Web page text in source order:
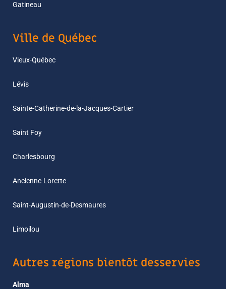
Gatineau
Ville de Québec
Vieux-Québec
Lévis
Sainte-Catherine-de-la-Jacques-Cartier
Saint Foy
Charlesbourg
Ancienne-Lorette
Saint-Augustin-de-Desmaures
Limoilou
Autres régions bientôt desservies
Alma